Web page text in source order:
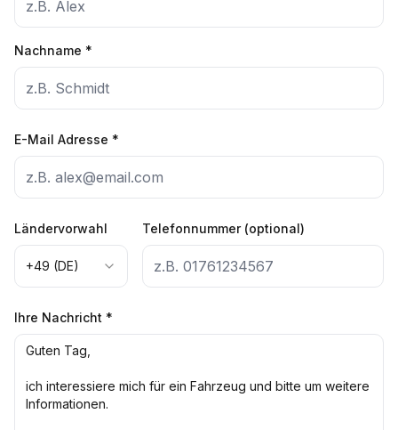
Nachname *
E-Mail Adresse *
Ländervorwahl
+49 (DE)
Telefonnummer (optional)
Ihre Nachricht *